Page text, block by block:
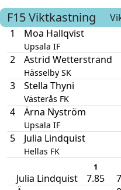
F15Viktkastning
1
Moa Hallqvist
Upsala IF
2 Astrid Wetterstrand
Hässelby SK
3 Stella Thyni
Västerås FK
4 Ärna Nyström
Upsala IF
5 Julia Lindquist
Hellas FK
1
Julia Lindquist 7.85